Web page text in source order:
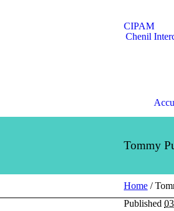
CIPAM
Chenil
Tommy
Home /
Published